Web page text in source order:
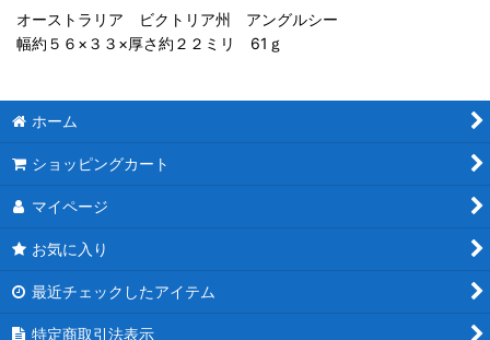
オーストラリア ビクトリア州 アングルシー
幅約５６×３３×厚さ約２２ミリ 61ｇ
ホーム
ショッピングカート
マイページ
お気に入り
最近チェックしたアイテム
特定商取引法表示